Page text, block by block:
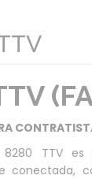
8280 TTV
conectada,